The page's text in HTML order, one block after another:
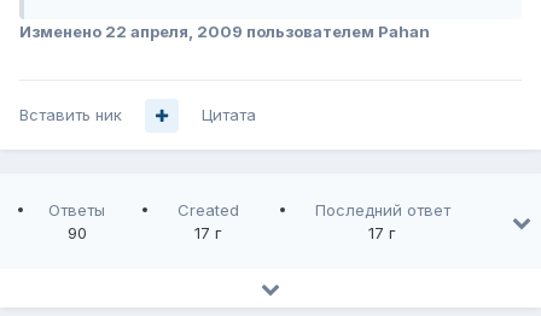
Изменено 22 апреля, 2009 пользователем Pahan
Вставить ник Цитата
Ответы
90
Created
17 г
Последний ответ
17 г